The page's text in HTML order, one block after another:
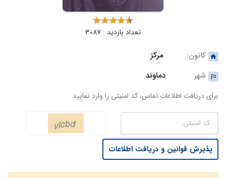
تعداد بازدید : 3087
کانون:
مرکز
شهر:
دماوند
برای دریافت اطلاعات تماس، کد امنیتی را وارد نمایید
پذیرش قوانین و دریافت اطلاعات